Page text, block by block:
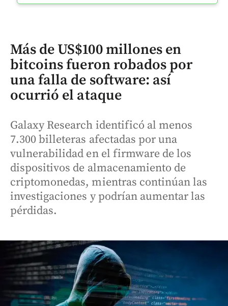
Más de US$100 millones en
bitcoins fueron robados por
una falla de software: así
ocurrió el ataque
Galaxy Research identificó al menos
7.300 billeteras afectadas por una
vulnerabilidad en el firmware de los
dispositivos de almacenamiento de
criptomonedas, mientras continúan las
investigaciones y podrían aumentar las
pérdidas.